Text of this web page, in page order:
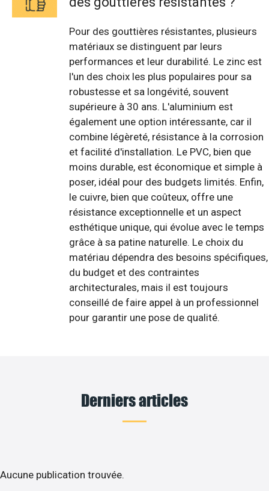
Pour des gouttières résistantes, plusieurs
matériaux se distinguent par leurs
performances et leur durabilité. Le zinc est
l'un des choix les plus populaires pour sa
robustesse et sa longévité, souvent
supérieure à 30 ans. L'aluminium est
également une option intéressante, car il
combine légèreté, résistance à la corrosion
et facilité d'installation. Le PVC, bien que
moins durable, est économique et simple à
poser, idéal pour des budgets limités. Enfin,
le cuivre, bien que coûteux, offre une
résistance exceptionnelle et un aspect
esthétique unique, qui évolue avec le temps
grâce à sa patine naturelle. Le choix du
matériau dépendra des besoins spécifiques,
du budget et des contraintes
architecturales, mais il est toujours
conseillé de faire appel à un professionnel
pour garantir une pose de qualité.
Derniers articles
Aucune publication trouvée.